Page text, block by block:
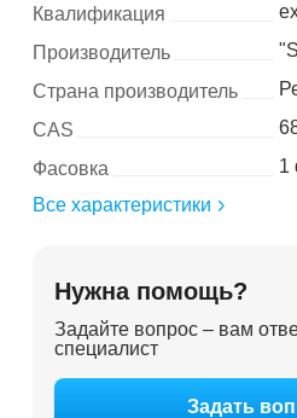
Квалификация
Производитель
Страна производитель
CAS
Фасовка
1
Все характеристики
Нужна помощь?
Задайте вопрос – вам
специалист
Задать